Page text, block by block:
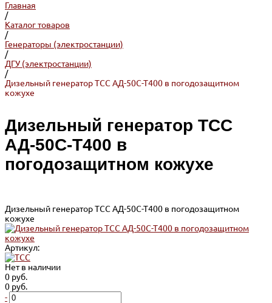
Главная
/
Каталог товаров
/
Генераторы (электростанции)
/
ДГУ (электростанции)
/
Дизельный генератор ТСС АД-50С-Т400 в погодозащитном
кожухе
Дизельный генератор ТСС
АД-50С-Т400 в
погодозащитном кожухе
Дизельный генератор ТСС АД-50С-Т400 в погодозащитном
кожухе
Артикул:
Нет в наличии
0 руб.
0 руб.
-